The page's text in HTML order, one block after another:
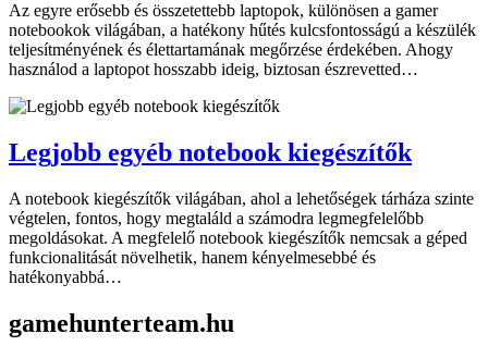
Az egyre erősebb és összetettebb laptopok, különösen a gamer
notebookok világában, a hatékony hűtés kulcsfontosságú a készülék
teljesítményének és élettartamának megőrzése érdekében. Ahogy
használod a laptopot hosszabb ideig, biztosan észrevetted…
Legjobb egyéb notebook kiegészítők
A notebook kiegészítők világában, ahol a lehetőségek tárháza szinte
végtelen, fontos, hogy megtaláld a számodra legmegfelelőbb
megoldásokat. A megfelelő notebook kiegészítők nemcsak a géped
funkcionalitását növelhetik, hanem kényelmesebbé és
hatékonyabbá…
gamehunterteam.hu